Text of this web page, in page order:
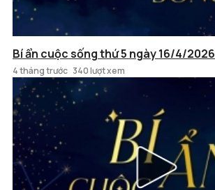
Bí ẩn cuộc sống thứ 5 ngày 16/4/2026
4 tháng trước 340 lượt xem